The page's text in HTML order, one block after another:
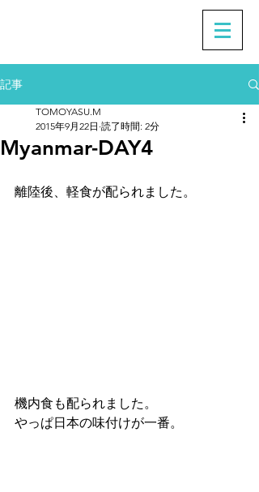
記事
Myanmar-DAY4
TOMOYASU.M
2015年9月22日 読了時間: 2分
離陸後、軽食が配られました。
機内食も配られました。
やっぱ日本の味付けが一番。